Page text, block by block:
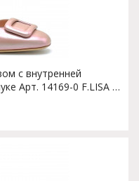
с внутренней
Арт. 14169-0 F.LISA T.